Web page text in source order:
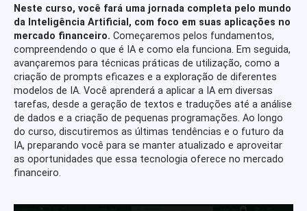
Neste curso, você fará uma jornada completa pelo mundo
da Inteligência Artificial, com foco em suas aplicações no
mercado financeiro. Começaremos pelos fundamentos,
compreendendo o que é IA e como ela funciona. Em seguida,
avançaremos para técnicas práticas de utilização, como a
criação de prompts eficazes e a exploração de diferentes
modelos de IA. Você aprenderá a aplicar a IA em diversas
tarefas, desde a geração de textos e traduções até a análise
de dados e a criação de pequenas programações. Ao longo
do curso, discutiremos as últimas tendências e o futuro da
IA, preparando você para se manter atualizado e aproveitar
as oportunidades que essa tecnologia oferece no mercado
financeiro.